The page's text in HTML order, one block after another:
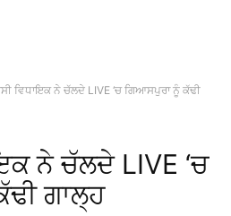
ਵਿਧਾਇਕ ਨੇ ਚੱਲਦੇ LIVE ‘ਚ ਗਿਆਸਪੁਰਾ ਨੂੰ ਕੱਢੀ
ਨੇ ਚੱਲਦੇ LIVE ‘ਚ
ਗਾਲ੍ਹ